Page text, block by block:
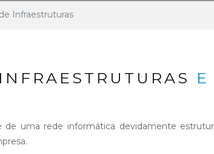
Infraestruturas
E
uma rede informática devidamente